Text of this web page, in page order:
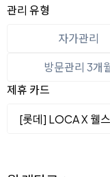
관리 유형
자가관리
방문관리 3개
제휴 카드
[롯데] LOCA X 웰